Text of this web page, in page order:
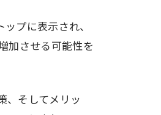
プに表示され、
加させる可能性を
、そしてメリッ